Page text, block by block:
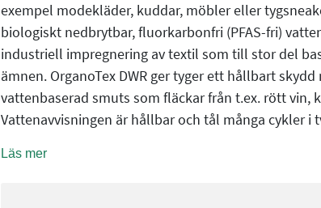
exempel modekläder, kuddar, möbler eller
biologiskt nedbrytbar, fluorkarbonfri (PFAS-fri)
industriell impregnering av textil som till stor del
ämnen. OrganoTex DWR ger tyger ett hållbart
vattenbaserad smuts som fläckar från t.ex. rött vin,
Vattenavvisningen är hållbar och tål många cykler i
Läs mer